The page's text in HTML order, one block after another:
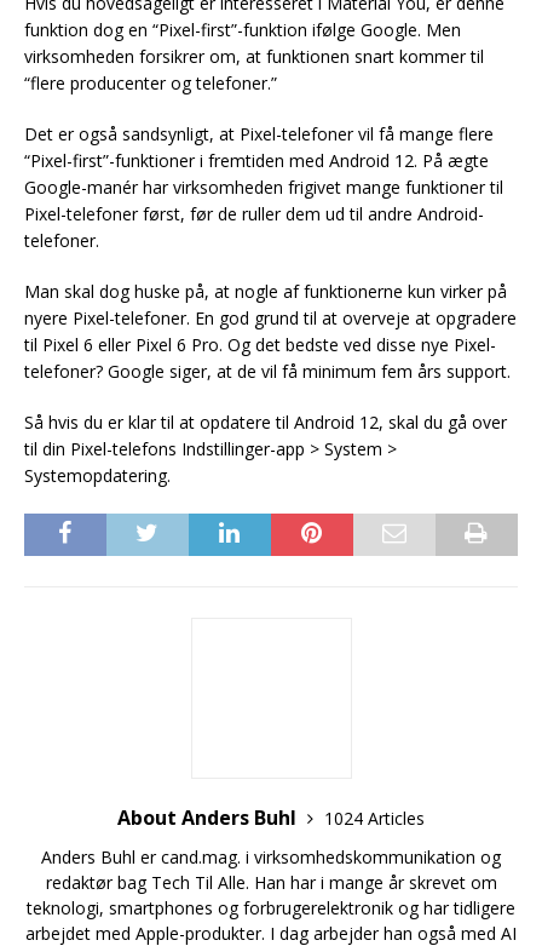
funktion dog en “Pixel-first”-funktion ifølge Google. Men
virksomheden forsikrer om, at funktionen snart kommer til
“flere producenter og telefoner.”
Det er også sandsynligt, at Pixel-telefoner vil få mange flere
“Pixel-first”-funktioner i fremtiden med Android 12. På ægte
Google-manér har virksomheden frigivet mange funktioner til
Pixel-telefoner først, før de ruller dem ud til andre Android-
telefoner.
Man skal dog huske på, at nogle af funktionerne kun virker på
nyere Pixel-telefoner. En god grund til at overveje at opgradere
til Pixel 6 eller Pixel 6 Pro. Og det bedste ved disse nye Pixel-
telefoner? Google siger, at de vil få minimum fem års support.
Så hvis du er klar til at opdatere til Android 12, skal du gå over
til din Pixel-telefons Indstillinger-app > System >
Systemopdatering.
About Anders Buhl
1024 Articles
Anders Buhl er cand.mag. i virksomhedskommunikation og
redaktør bag Tech Til Alle. Han har i mange år skrevet om
teknologi, smartphones og forbrugerelektronik og har tidligere
arbejdet med Apple-produkter. I dag arbejder han også med AI